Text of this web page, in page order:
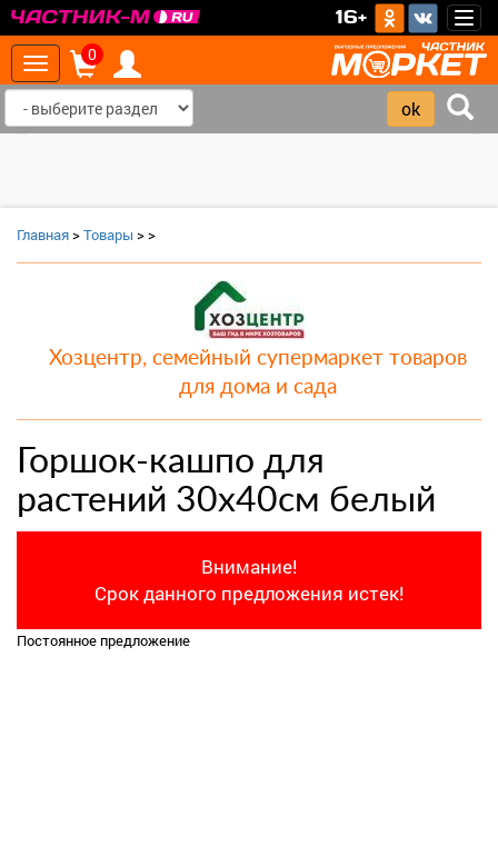
16+
Toggle
navigation
0
Главная>Товары >>
Хозцентр, семейный супермаркет товаров
для дома и сада
Горшок-кашпо для
растений 30х40см белый
Внимание!
Срок данного предложения истек!
Постоянное предложение
‹ ›